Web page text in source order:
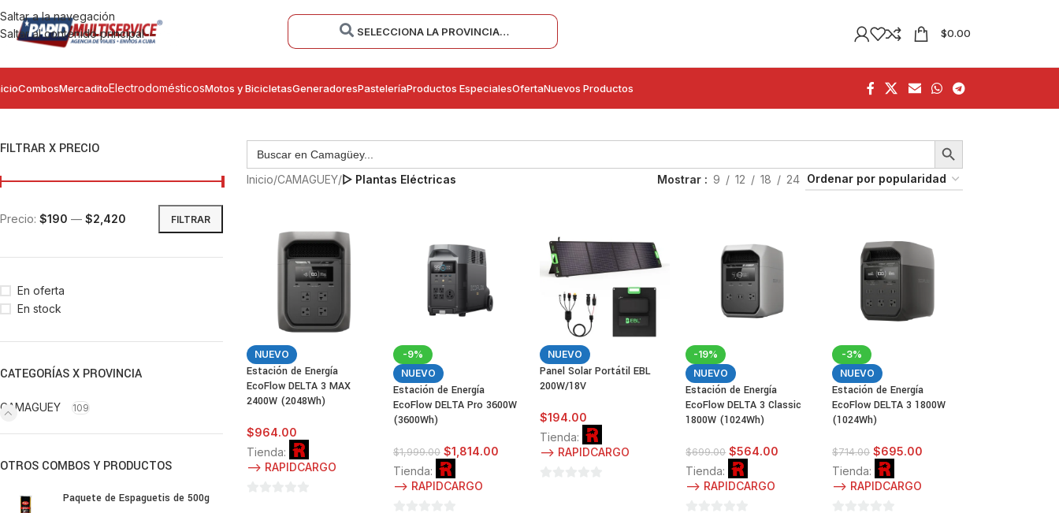
Saltar a la navegación
Saltar al contenido principal
SELECCIONA LA PROVINCIA… $0.00
CombosMercaditoElectrodomésticosMotos y BicicletasGeneradoresPasteleríaProductos EspecialesOfertaNuevos Productos
FILTRAR X PRECIO
FILTRAR
Precio: $190 — $2,420
En oferta
En stock
CATEGORÍAS X PROVINCIA
CAMAGUEY 109
OTROS COMBOS Y PRODUCTOS
Paquete de Espaguetis de 500g
Inicio/CAMAGUEY/▷ Plantas Eléctricas Mostrar 9 12 18 24
NUEVO
Estación de Energía
EcoFlow DELTA 3 MAX
2400W (2048Wh)
$964.00
Tienda:
--> RAPIDCARGO
-9%
NUEVO
Estación de Energía
EcoFlow DELTA Pro 3600W
(3600Wh)
$1,999.00 $1,814.00
Tienda:
--> RAPIDCARGO
NUEVO
Panel Solar Portátil EBL
200W/18V
$194.00
Tienda:
--> RAPIDCARGO
-19%
NUEVO
Estación de Energía
EcoFlow DELTA 3 Classic
1800W (1024Wh)
$699.00 $564.00
Tienda:
--> RAPIDCARGO
-3%
NUEVO
Estación de Energía
EcoFlow DELTA 3 1800W
(1024Wh)
$714.00 $695.00
Tienda:
--> RAPIDCARGO